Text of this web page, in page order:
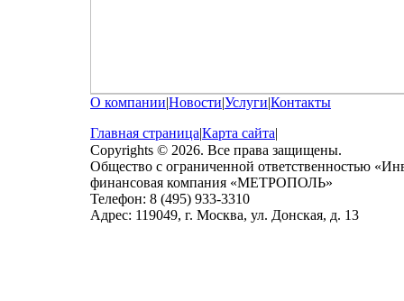
О компании|Новости|Услуги|Контакты
Главная страница|Карта сайта|
Copyrights © 2026. Все права защищены.
Общество с ограниченной ответственностью
финансовая компания «МЕТРОПОЛЬ»
Телефон: 8 (495) 933-3310
Адрес: 119049, г. Москва, ул. Донская, д. 13